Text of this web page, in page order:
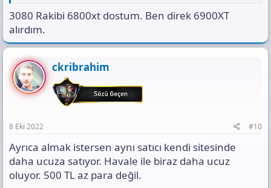
3080 Rakibi 6800xt dostum. Ben direk 6900XT
alırdım.
ckribrahim
8 Eki 2022 #10
Ayrıca almak istersen aynı satıcı kendi sitesinde
daha ucuza satıyor. Havale ile biraz daha ucuz
oluyor. 500 TL az para değil.